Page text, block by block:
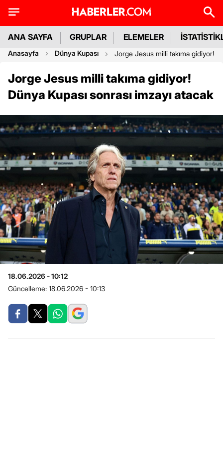
ANA SAYFA GRUPLAR ELEMELER
Anasayfa Dünya Kupası Jorge Jesus milli takıma gidiyor!
Jorge Jesus milli takıma gidiyor!
Dünya Kupası sonrası imzayı atacak
18.06.2026 - 10:12
Güncelleme: 18.06.2026 - 10:13